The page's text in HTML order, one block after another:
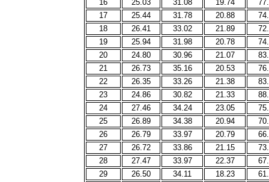
16
25.03 31.08 19.74
17
25.44 31.78 20.88
18
26.41 33.02 21.89
19
25.94 31.98 20.78
20
24.80 30.96 21.07
21
26.73 35.16 20.53
22
26.35 33.26 21.38
23
24.86 30.82 21.33
24
27.46 34.24 23.05
25
26.89 34.38 20.94
26
26.79 33.97 20.79
27
26.72 33.86 21.15
28
27.47 33.97 22.37
29
26.50 34.11 18.23